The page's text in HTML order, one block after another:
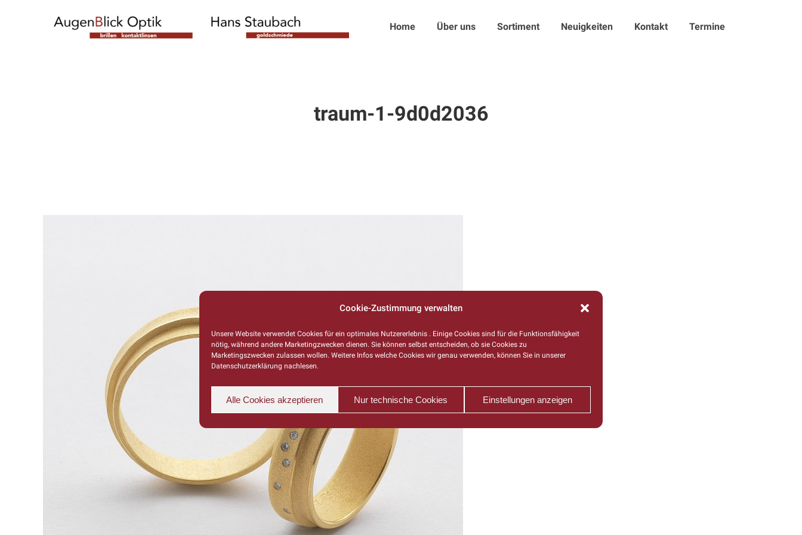
Cookie-Zustimmung verwalten
Unsere Website verwendet Cookies für ein optimales Nutzererlebnis . Einige Cookies sind für die Funktionsfähigkeit
nötig, während andere Marketingzwecken dienen. Sie können selbst entscheiden, ob sie Cookies zu
Marketingszwecken zulassen wollen. Weitere Infos welche Cookies wir genau verwenden, können Sie in unserer
Datenschutzerklärung nachlesen.
Alle Cookies akzeptieren Nur technische Cookies Einstellungen anzeigen
Home Über uns Sortiment Neuigkeiten Kontakt Termine
traum-1-9d0d2036